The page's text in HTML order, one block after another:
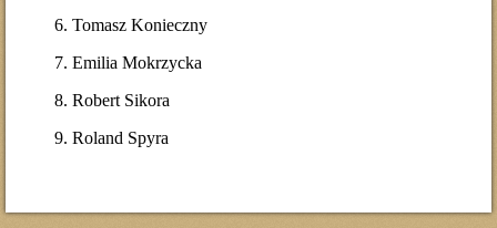
Tomasz Konieczny
Emilia Mokrzycka
Robert Sikora
Roland Spyra